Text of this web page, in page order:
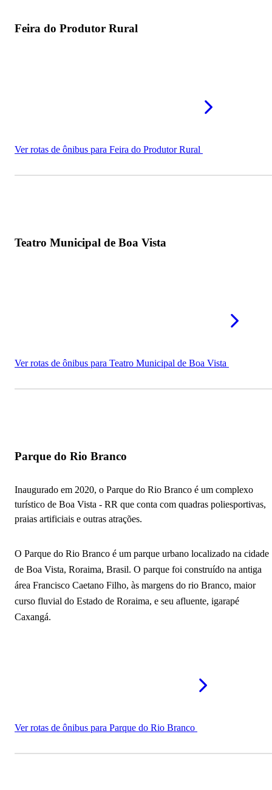
Feira do Produtor Rural
Ver rotas de ônibus para Feira do Produtor Rural
Teatro Municipal de Boa Vista
Ver rotas de ônibus para Teatro Municipal de Boa Vista
Parque do Rio Branco
Inaugurado em 2020, o Parque do Rio Branco é um complexo
turístico de Boa Vista - RR que conta com quadras poliesportivas,
praias artificiais e outras atrações.
O Parque do Rio Branco é um parque urbano localizado na cidade
de Boa Vista, Roraima, Brasil. O parque foi construído na antiga
área Francisco Caetano Filho, às margens do rio Branco, maior
curso fluvial do Estado de Roraima, e seu afluente, igarapé
Caxangá.
Ver rotas de ônibus para Parque do Rio Branco